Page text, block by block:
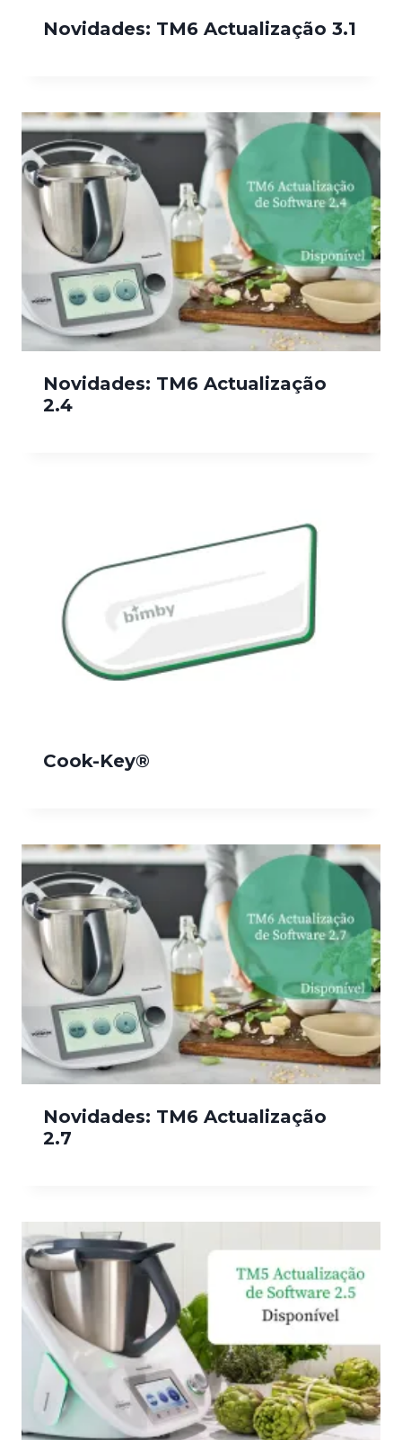
Novidades: TM6 Actualização 3.1
Novidades: TM6 Actualização
2.4
Cook-Key®
Novidades: TM6 Actualização
2.7